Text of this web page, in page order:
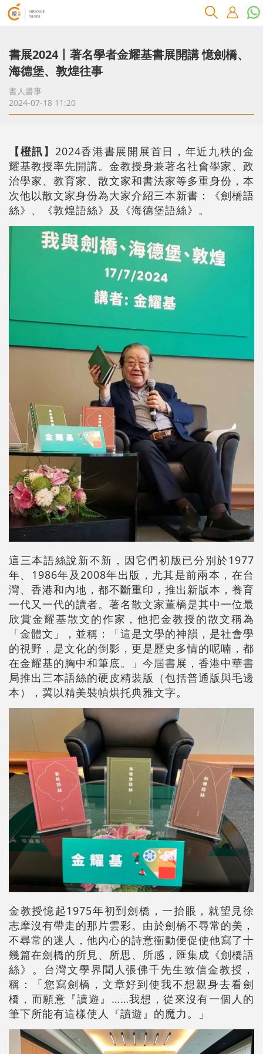
書展2024丨著名學者金耀基書展開講 憶劍橋、
海德堡、敦煌往事
書人書事
2024-07-18 11:20
【橙訊】 2024香港書展開展首日，年近九秩的金
耀基教授率先開講。金教授身兼著名社會學家、政
治學家、教育家、散文家和書法家等多重身份，本
次他以散文家身份為大家介紹三本新書：《劍橋語
絲》、《敦煌語絲》及《海德堡語絲》。
這三本語絲說新不新，因它們初版已分別於1977
年、1986年及2008年出版，尤其是前兩本，在台
灣、香港和內地，都不斷重印，推出新版本，養育
一代又一代的讀者。著名散文家董橋是其中一位最
欣賞金耀基散文的作家，他把金教授的散文稱為
「金體文」，並稱：「這是文學的神韻，是社會學
的視野，是文化的倒影，更是歷史多情的呢喃，都
在金耀基的胸中和筆底。」今屆書展，香港中華書
局推出三本語絲的硬皮精裝版（包括普通版與毛邊
本），冀以精美裝幀烘托典雅文字。
金教授憶起1975年初到劍橋，一抬眼，就望見徐
志摩沒有帶走的那片雲彩。由於劍橋不尋常的美，
不尋常的迷人，他內心的詩意衝動便促使他寫了十
幾篇在劍橋的所見、所思、所感，匯集成《劍橋語
絲》。台灣文學界聞人張佛千先生致信金教授，
稱：「您寫劍橋，文章好到使我不想親身去看劍
橋，而願意『讀遊』……我想，從來沒有一個人的
筆下所能有這樣使人『讀遊』的魔力。」